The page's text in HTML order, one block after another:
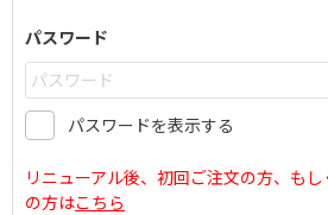
パスワード
パスワードを表示する
リニューアル後、初回ご注文の方、も
の方はこちら